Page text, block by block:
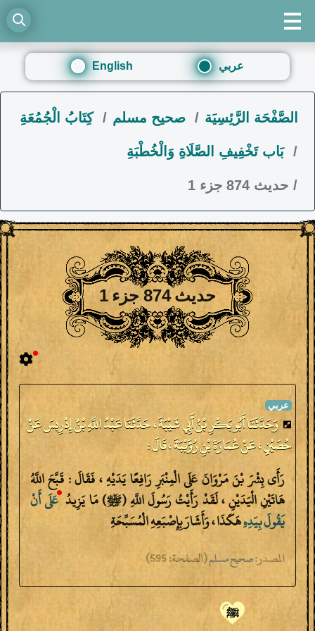
English عربي
الصَّفْحَة الرَّئِسِيَة صحيح مسلم كِتَابُ الْجُمُعَةِ
بَاب تَخْفِيفِ الصَّلَاةِ وَالْخُطْبَةِ
حديث 874 جزء 1
حديث 874 جزء 1
وَحَدَّثَنَا أَبُو بَكْرِ بْنُ أَبِي شَيْبَةَ ، حَدَّثَنَا عَبْدُ اللَّهِ بْنُ إِدْرِيسَ عَنْ
حُصَيْنٍ ، عَنْ عُمَارَةَ بْنِ رُؤَيْبَةَ ، قَالَ :
رَأَى بِشْرَ بْنَ مَرْوَانَ عَلَى الْمِنْبَرِ رَافِعًا يَدَيْهِ ، فَقَالَ : قَبَّحَ اللَّهُ
هَاتَيْنِ الْيَدَيْنِ ، لَقَدْ رَأَيْتُ رَسُولَ اللَّهِ (ﷺ) مَا يَزِيدُ عَلَىأَنْ
يَقُولَبِيَدِهِهَكَذَا ، وَأَشَارَ بِإِصْبَعِهِ الْمُسَبِّحَةِ
المصدر:صحيح مسلم(الصفحة:595)
ﷺ